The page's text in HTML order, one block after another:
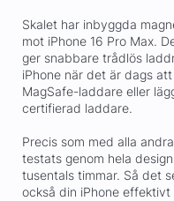
Skalet har inbyggda
mot iPhone 16 Pro Max.
ger snabbare trådlös
iPhone när det är dags
MagSafe-laddare eller
certifierad laddare.
Precis som med alla
testats genom hela
tusentals timmar. Så det
också din iPhone